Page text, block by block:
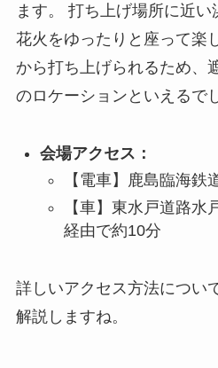
ます。 打ち上げ場所に近
花火をゆったりと座って楽
から打ち上げられるため、
のロケーションといえるで
会場アクセス：
【電車】鹿島臨海鉄
【車】東水戸道路水
経由で約10分
詳しいアクセス方法につい
解説しますね。